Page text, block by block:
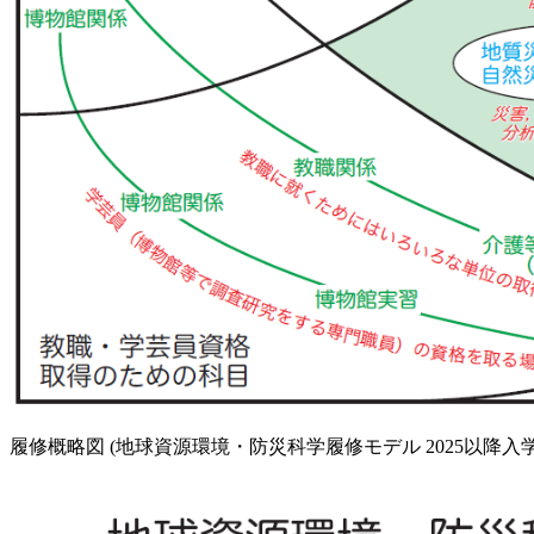
履修概略図 (地球資源環境・防災科学履修モデル 2025以降入